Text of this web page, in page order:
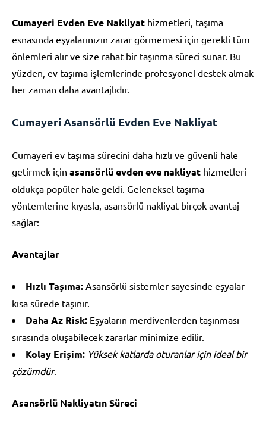
Cumayeri Evden Eve Nakliyat hizmetleri, taşıma
esnasında eşyalarınızın zarar görmemesi için gerekli tüm
önlemleri alır ve size rahat bir taşınma süreci sunar. Bu
yüzden, ev taşıma işlemlerinde profesyonel destek almak
her zaman daha avantajlıdır.
Cumayeri Asansörlü Evden Eve Nakliyat
Cumayeri ev taşıma sürecini daha hızlı ve güvenli hale
getirmek için asansörlü evden eve nakliyat hizmetleri
oldukça popüler hale geldi. Geleneksel taşıma
yöntemlerine kıyasla, asansörlü nakliyat birçok avantaj
sağlar:
Avantajlar
Hızlı Taşıma: Asansörlü sistemler sayesinde eşyalar
kısa sürede taşınır.
Daha Az Risk: Eşyaların merdivenlerden taşınması
sırasında oluşabilecek zararlar minimize edilir.
Kolay Erişim: Yüksek katlarda oturanlar için ideal bir
çözümdür.
Asansörlü Nakliyatın Süreci